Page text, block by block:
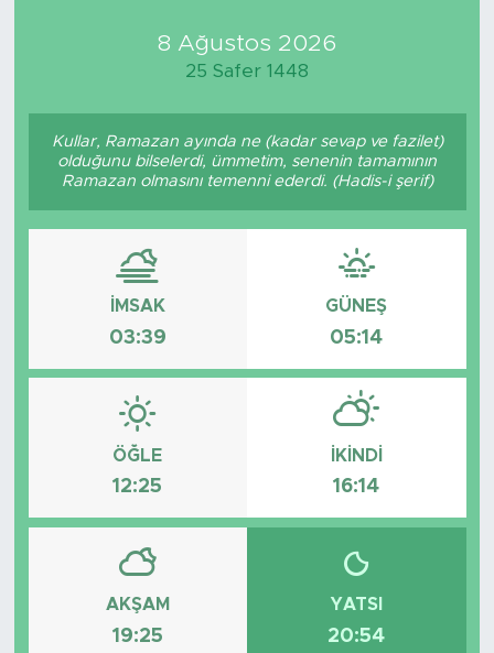
8 Ağustos 2026
25 Safer 1448
Kullar, Ramazan ayında ne (kadar sevap ve fazilet)
olduğunu bilselerdi, ümmetim, senenin tamamının
Ramazan olmasını temenni ederdi. (Hadis-i şerif)
İMSAK
03:39
GÜNEŞ
05:14
ÖĞLE
12:25
İKINDI
16:14
AKŞAM
19:25
YATSI
20:54